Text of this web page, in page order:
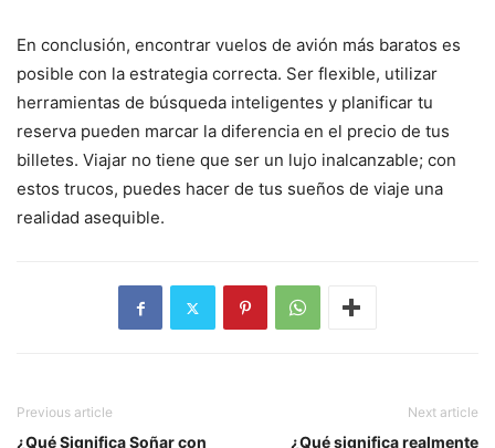
En conclusión, encontrar vuelos de avión más baratos es
posible con la estrategia correcta. Ser flexible, utilizar
herramientas de búsqueda inteligentes y planificar tu
reserva pueden marcar la diferencia en el precio de tus
billetes. Viajar no tiene que ser un lujo inalcanzable; con
estos trucos, puedes hacer de tus sueños de viaje una
realidad asequible.
Previous article
¿Qué Significa Soñar con
Next article
¿Qué significa realmente